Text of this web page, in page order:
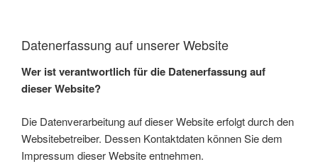
Datenerfassung auf unserer Website
Wer ist verantwortlich für die Datenerfassung auf
dieser Website?
Die Datenverarbeitung auf dieser Website erfolgt durch den
Websitebetreiber. Dessen Kontaktdaten können Sie dem
Impressum dieser Website entnehmen.